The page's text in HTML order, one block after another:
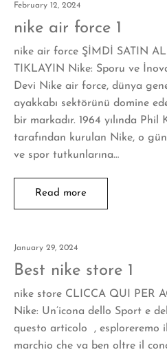
February 12, 2024
nike air force 1
nike air force ŞİMDİ SATIN
TIKLAYIN Nike: Sporu ve
Devi Nike air force, dünya
ayakkabı sektörünü domine
bir markadır. 1964 yılında
tarafından kurulan Nike, o
ve spor tutkunlarına…
Read more
January 29, 2024
Best nike store 1
nike store CLICCA QUI PER
Nike: Un’icona dello Sport e
questo articolo , esploreremo
marchio che va ben oltre il